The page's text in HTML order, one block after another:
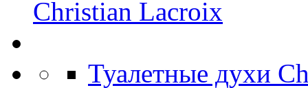
Christian Lacroix
Туалетные духи